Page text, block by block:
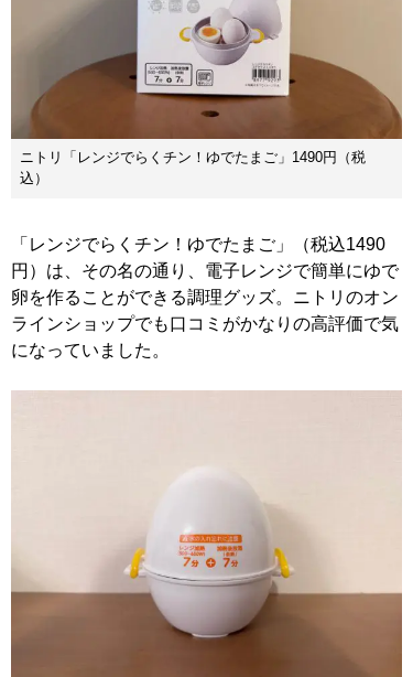
ニトリ「レンジでらくチン！ゆでたまご」1490円（税
込）
「レンジでらくチン！ゆでたまご」（税込1490
円）は、その名の通り、電子レンジで簡単にゆで
卵を作ることができる調理グッズ。ニトリのオン
ラインショップでも口コミがかなりの高評価で気
になっていました。